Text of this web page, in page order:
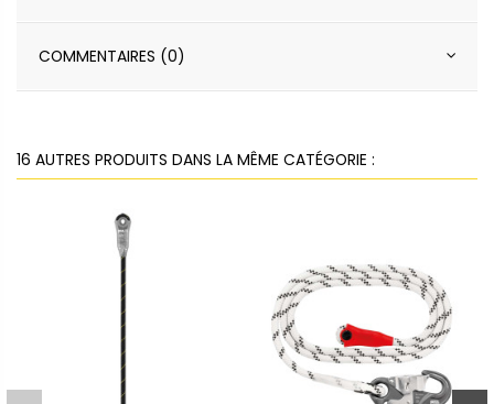
COMMENTAIRES (0)
16 AUTRES PRODUITS DANS LA MÊME CATÉGORIE :